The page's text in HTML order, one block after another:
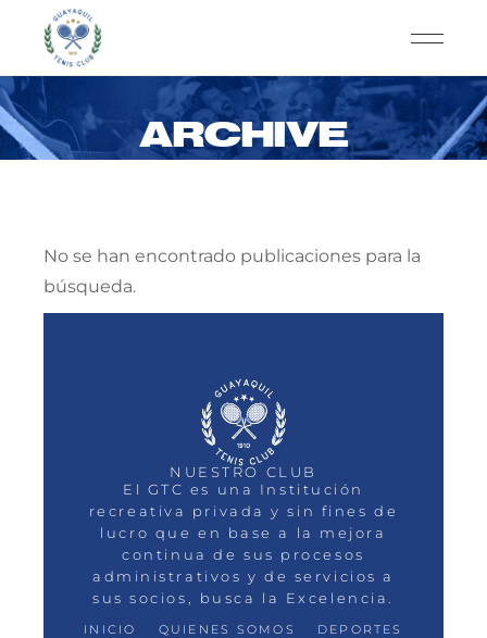
ARCHIVE
No se han encontrado publicaciones para la
búsqueda.
NUESTRO CLUB
El GTC es una Institución
recreativa privada y sin fines de
lucro que en base a la mejora
continua de sus procesos
administrativos y de servicios a
sus socios, busca la Excelencia.
INICIO QUIENES SOMOS
DEPORTES